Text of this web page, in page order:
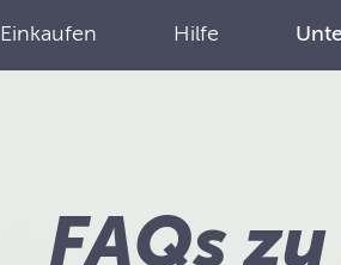
Einkaufen Hilfe
FAQs